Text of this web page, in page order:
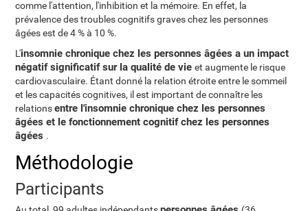
comme l'attention, l'inhibition et la mémoire. En effet, la
prévalence des troubles cognitifs graves chez les personnes
âgées est de 4 % à 10 %.
L'insomnie chronique chez les personnes âgées a un impact
négatif significatif sur la qualité de vieet augmente le risque
cardiovasculaire. Étant donné la relation étroite entre le sommeil
et les capacités cognitives, il est important de connaître les
relationsentre l'insomnie chronique chez les personnes
âgées et le fonctionnement cognitif chez les personnes
âgées .
Méthodologie
Participants